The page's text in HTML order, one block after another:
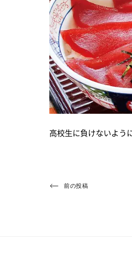
高校生に負けないよう
投
Previous
前の投稿